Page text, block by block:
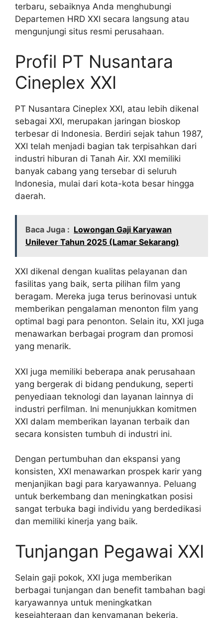
terbaru, sebaiknya Anda menghubungi
Departemen HRD XXI secara langsung atau
mengunjungi situs resmi perusahaan.
Profil PT Nusantara
Cineplex XXI
PT Nusantara Cineplex XXI, atau lebih dikenal
sebagai XXI, merupakan jaringan bioskop
terbesar di Indonesia. Berdiri sejak tahun 1987,
XXI telah menjadi bagian tak terpisahkan dari
industri hiburan di Tanah Air. XXI memiliki
banyak cabang yang tersebar di seluruh
Indonesia, mulai dari kota-kota besar hingga
daerah.
Baca Juga : Lowongan Gaji Karyawan
Unilever Tahun 2025 (Lamar Sekarang)
XXI dikenal dengan kualitas pelayanan dan
fasilitas yang baik, serta pilihan film yang
beragam. Mereka juga terus berinovasi untuk
memberikan pengalaman menonton film yang
optimal bagi para penonton. Selain itu, XXI juga
menawarkan berbagai program dan promosi
yang menarik.
XXI juga memiliki beberapa anak perusahaan
yang bergerak di bidang pendukung, seperti
penyediaan teknologi dan layanan lainnya di
industri perfilman. Ini menunjukkan komitmen
XXI dalam memberikan layanan terbaik dan
secara konsisten tumbuh di industri ini.
Dengan pertumbuhan dan ekspansi yang
konsisten, XXI menawarkan prospek karir yang
menjanjikan bagi para karyawannya. Peluang
untuk berkembang dan meningkatkan posisi
sangat terbuka bagi individu yang berdedikasi
dan memiliki kinerja yang baik.
Tunjangan Pegawai XXI
Selain gaji pokok, XXI juga memberikan
berbagai tunjangan dan benefit tambahan bagi
karyawannya untuk meningkatkan
kesejahteraan dan kenyamanan bekerja.